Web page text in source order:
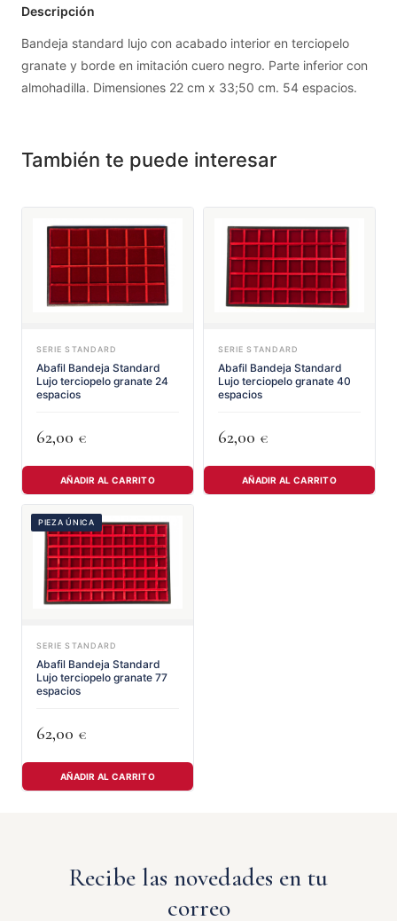
Descripción
Bandeja standard lujo con acabado interior en terciopelo
granate y borde en imitación cuero negro. Parte inferior con
almohadilla. Dimensiones 22 cm x 33;50 cm. 54 espacios.
También te puede interesar
SERIE STANDARD
Abafil Bandeja Standard
Lujo terciopelo granate 24
espacios
62,00 €
AÑADIR AL CARRITO
SERIE STANDARD
Abafil Bandeja Standard
Lujo terciopelo granate 40
espacios
62,00 €
AÑADIR AL CARRITO
PIEZA ÚNICA
SERIE STANDARD
Abafil Bandeja Standard
Lujo terciopelo granate 77
espacios
62,00 €
AÑADIR AL CARRITO
Recibe las novedades en tu
correo